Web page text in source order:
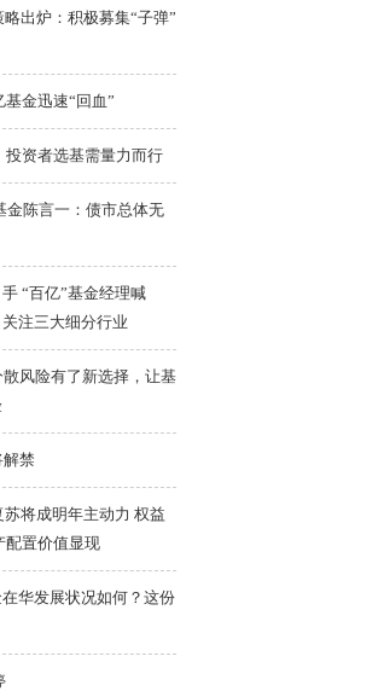
出炉：积极募集“子弹”
金迅速“回血”
投资者选基需量力而行
金陈言一：债市总体无
“百亿”基金经理喊
注三大细分行业
风险有了新选择，让基
解禁
将成明年主动力 权益
配置价值显现
华发展状况如何？这份